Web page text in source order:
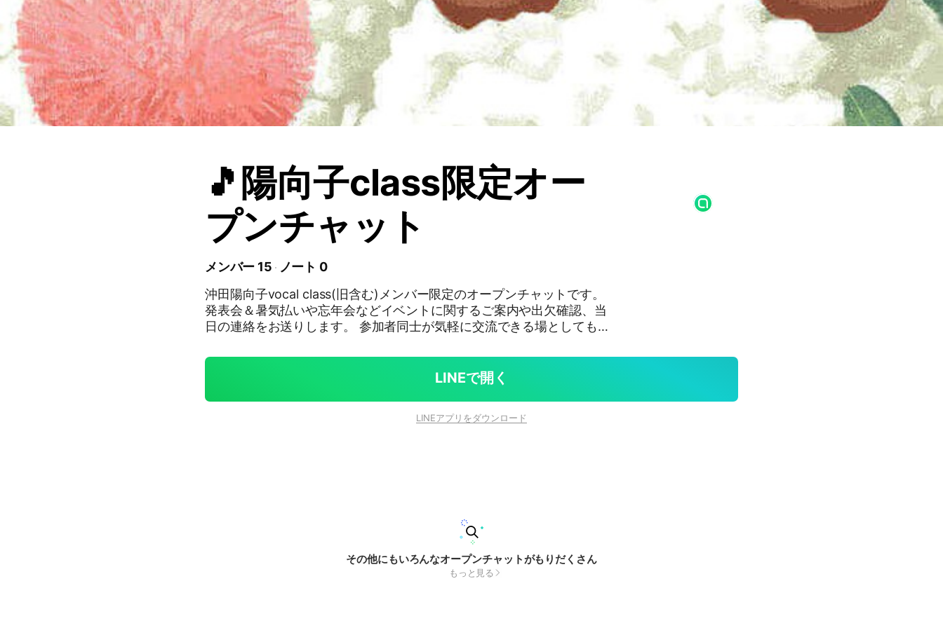
🎵陽向子class限定オー
プンチャット
メンバー 15
ノート 0
沖田陽向子vocal class(旧含む)メンバー限定のオープンチャットです。
発表会＆暑気払いや忘年会などイベントに関するご案内や出欠確認、当
日の連絡をお送りします。 参加者同士が気軽に交流できる場としてもご
LINEで開く
LINEアプリをダウンロード
その他にもいろんなオープンチャットがもりだくさん
もっと見る